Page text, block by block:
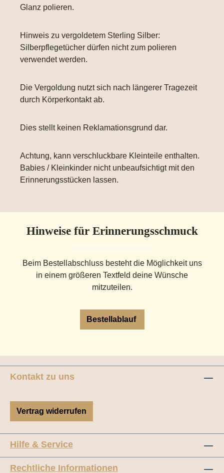
Glanz polieren.
Hinweis zu vergoldetem Sterling Silber:
Silberpflegetücher dürfen nicht zum polieren
verwendet werden.
Die Vergoldung nutzt sich nach längerer Tragezeit
durch Körperkontakt ab.
Dies stellt keinen Reklamationsgrund dar.
Achtung, kann verschluckbare Kleinteile enthalten.
Babies / Kleinkinder nicht unbeaufsichtigt mit den
Erinnerungsstücken lassen.
Hinweise für Erinnerungsschmuck
Beim Bestellabschluss besteht die Möglichkeit uns
in einem größeren Textfeld deine Wünsche
mitzuteilen.
Bestellablauf
Kontakt zu uns
Vertrag widerrufen
Hilfe & Service
Rechtliche Informationen